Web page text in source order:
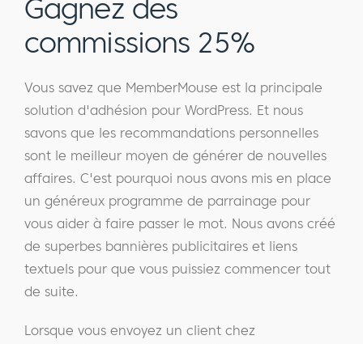
Gagnez des
commissions 25%
Vous savez que MemberMouse est la principale
solution d'adhésion pour WordPress. Et nous
savons que les recommandations personnelles
sont le meilleur moyen de générer de nouvelles
affaires. C'est pourquoi nous avons mis en place
un généreux programme de parrainage pour
vous aider à faire passer le mot. Nous avons créé
de superbes bannières publicitaires et liens
textuels pour que vous puissiez commencer tout
de suite.
Lorsque vous envoyez un client chez